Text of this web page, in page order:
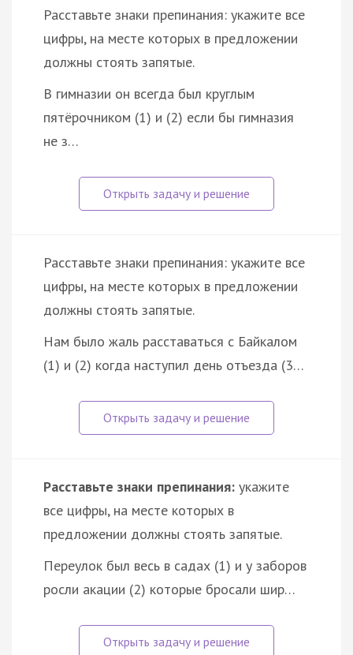
Расставьте знаки препинания: укажите все
цифры, на месте которых в предложении
должны стоять запятые.
В гимназии он всегда был круглым
пятёрочником (1) и (2) если бы гимназия
не з…
Расставьте знаки препинания: укажите все
цифры, на месте которых в предложении
должны стоять запятые.
Нам было жаль расставаться с Байкалом
(1) и (2) когда наступил день отъезда (3…
Расставьте знаки препинания: укажите
все цифры, на месте которых в
предложении должны стоять запятые.
Переулок был весь в садах (1) и у заборов
росли акации (2) которые бросали шир…